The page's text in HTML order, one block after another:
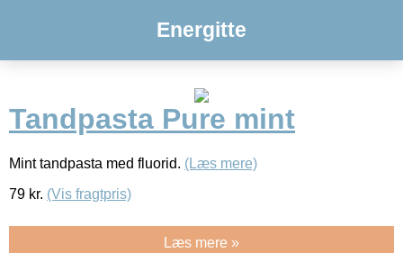
Energitte
Tandpasta Pure mint
Mint tandpasta med fluorid. (Læs mere)
79 kr. (Vis fragtpris)
Læs mere »